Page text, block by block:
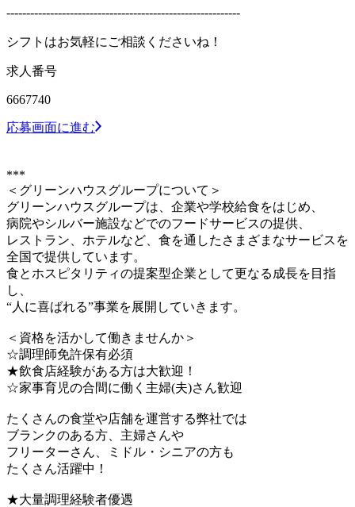
-----------------------------------------------------------
シフトはお気軽にご相談くださいね！
求人番号
6667740
応募画面に進む
***
＜グリーンハウスグループについて＞
グリーンハウスグループは、企業や学校給食をはじめ、
病院やシルバー施設などでのフードサービスの提供、
レストラン、ホテルなど、食を通したさまざまなサービスを
全国で提供しています。
食とホスピタリティの提案型企業として更なる成長を目指
し、
“人に喜ばれる”事業を展開していきます。
＜資格を活かして働きませんか＞
☆調理師免許保有必須
★飲食店経験がある方は大歓迎！
☆家事育児の合間に働く主婦(夫)さん歓迎
たくさんの食堂や店舗を運営する弊社では
ブランクのある方、主婦さんや
フリーターさん、ミドル・シニアの方も
たくさん活躍中！
★大量調理経験者優遇